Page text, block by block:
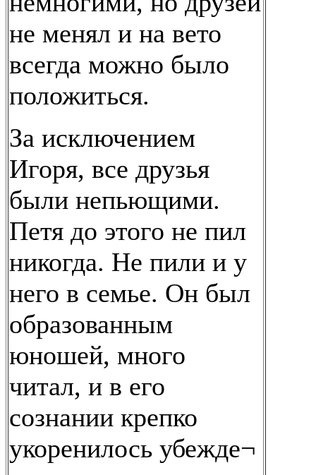
не менял и на вето
всегда можно было
положиться.
За исключением
Игоря, все друзья
были непьющими.
Петя до этого не пил
никогда. Не пили и у
него в семье. Он был
образованным
юношей, много
читал, и в его
сознании крепко
укоренилось убежде¬